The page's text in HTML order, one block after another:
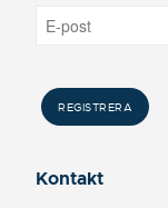
Kontakt